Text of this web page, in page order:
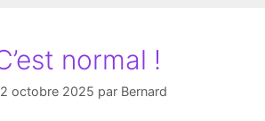
normal !
octobre 2025 par Bernard